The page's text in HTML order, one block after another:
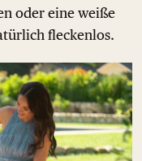
oder eine weiße
fleckenlos.